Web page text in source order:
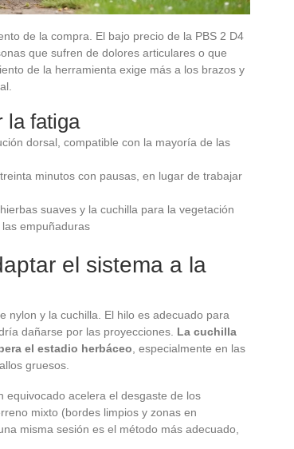
de la compra. El bajo precio de la PBS 2 D4
que sufren de dolores articulares o que
de la herramienta exige más a los brazos y
la fatiga
dorsal, compatible con la mayoría de las
minutos con pausas, en lugar de trabajar
suaves y la cuchilla para la vegetación
empuñaduras
el sistema a la
nylon y la cuchilla. El hilo es adecuado para
dañarse por las proyecciones. La cuchilla
el estadio herbáceo , especialmente en las
gruesos.
equivocado acelera el desgaste de los
mixto (bordes limpios y zonas en
misma sesión es el método más adecuado,